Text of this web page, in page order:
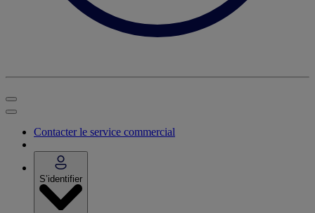
Contacter le service commercial
S’identifier